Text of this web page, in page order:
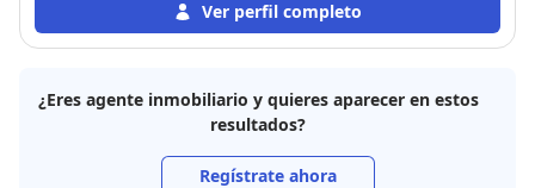
Ver perfil completo
¿Eres agente inmobiliario y quieres aparecer en estos
resultados?
Regístrate ahora